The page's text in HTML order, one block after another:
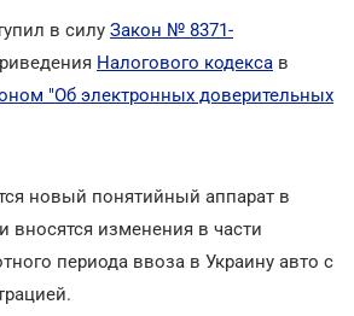
в силу Закон № 8371-
Налогового кодекса в
"Об электронных доверительных
новый понятийный аппарат в
вносятся изменения в части
периода ввоза в Украину авто с